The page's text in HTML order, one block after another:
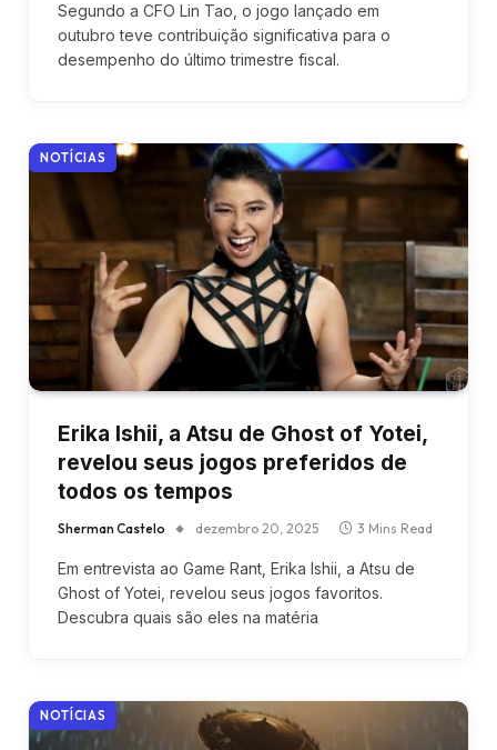
Segundo a CFO Lin Tao, o jogo lançado em
outubro teve contribuição significativa para o
desempenho do último trimestre fiscal.
NOTÍCIAS
Erika Ishii, a Atsu de Ghost of Yotei,
revelou seus jogos preferidos de
todos os tempos
Sherman Castelo dezembro 20, 2025 3 Mins Read
Em entrevista ao Game Rant, Erika Ishii, a Atsu de
Ghost of Yotei, revelou seus jogos favoritos.
Descubra quais são eles na matéria
NOTÍCIAS